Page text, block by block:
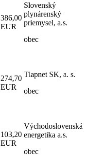
386,00
EUR
Slovenský
plynárenský
priemysel, a.s.
obec
274,70
EUR
Tlapnet SK, a. s.
obec
103,20
EUR
Východoslovenská
energetika a.s.
obec